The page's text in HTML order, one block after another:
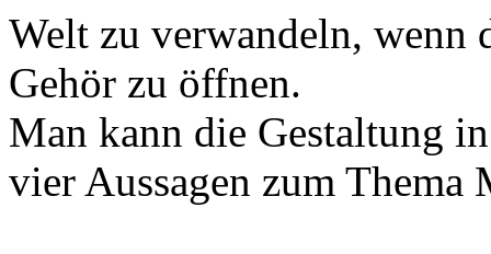
Welt zu verwandeln, wenn
Gehör zu öffnen.
Man kann die Gestaltung
vier Aussagen zum